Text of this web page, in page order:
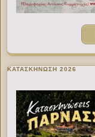
ΚΑΤΑΣΚΗΝΩΣΗ 2026